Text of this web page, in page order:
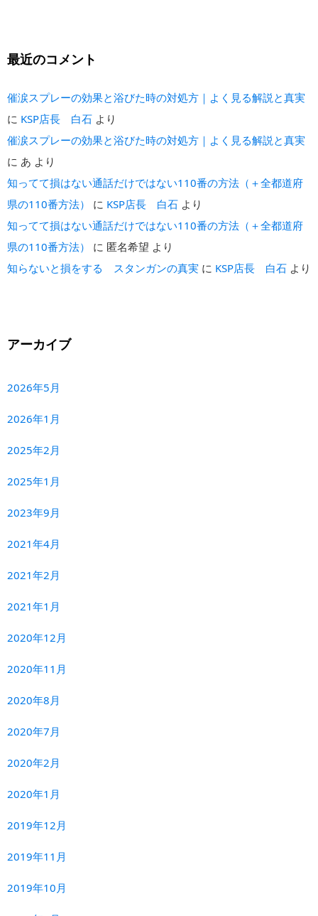
最近のコメント
催涙スプレーの効果と浴びた時の対処方｜よく見る解説と真実
に KSP店長 白石 より
催涙スプレーの効果と浴びた時の対処方｜よく見る解説と真実
に あ より
知ってて損はない通話だけではない110番の方法（＋全都道府
県の110番方法）
に KSP店長 白石 より
知ってて損はない通話だけではない110番の方法（＋全都道府
県の110番方法）
に 匿名希望 より
知らないと損をする スタンガンの真実 に KSP店長 白石 より
アーカイブ
2026年5月
2026年1月
2025年2月
2025年1月
2023年9月
2021年4月
2021年2月
2021年1月
2020年12月
2020年11月
2020年8月
2020年7月
2020年2月
2020年1月
2019年12月
2019年11月
2019年10月